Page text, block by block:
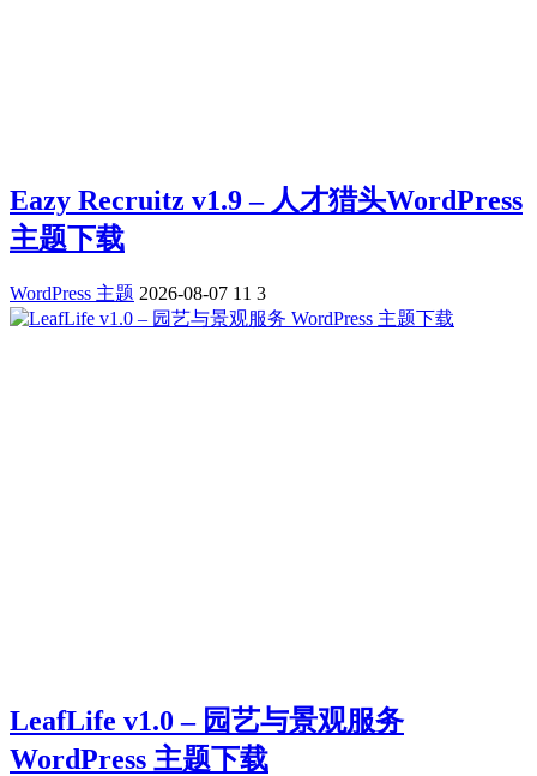
Eazy Recruitz v1.9 – 人才猎头WordPress
主题下载
WordPress 主题 2026-08-07 11 3
LeafLife v1.0 – 园艺与景观服务
WordPress 主题下载